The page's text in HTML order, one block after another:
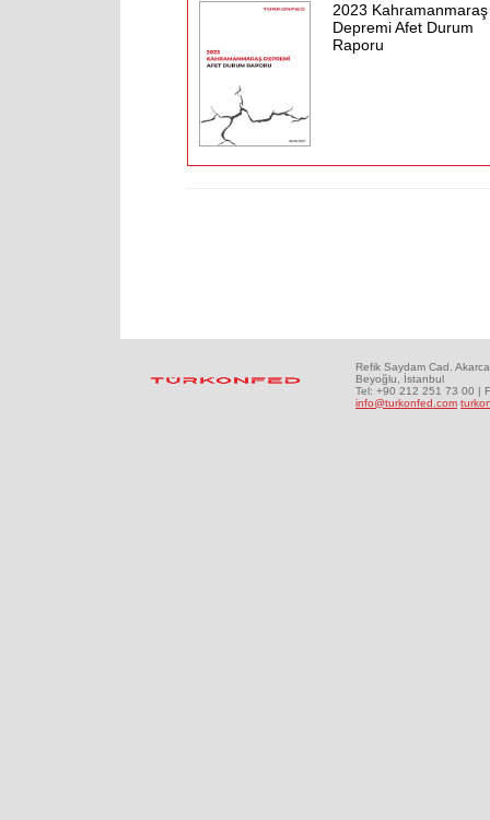
2023 Kahramanmaraş
Depremi Afet Durum
Raporu
Refik Saydam Cad.
Beyoğlu, İstanbul
Tel: +90 212 251 73 00 |
info@turkonfed.com